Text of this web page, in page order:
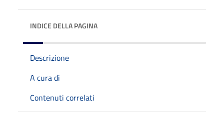
INDICE DELLA PAGINA
Descrizione
A cura di
Contenuti correlati